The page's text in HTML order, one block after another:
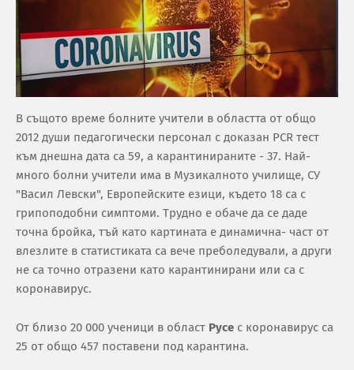
В същото време болните учители в областта от общо
2012 души педагогически персонал с доказан PCR тест
към днешна дата са 59, а карантинираните - 37. Най-
много болни учители има в Музикалното училище, СУ
"Васил Левски", Европейските езици, където 18 са с
грипоподобни симптоми. Трудно е обаче да се даде
точна бройка, тъй като картината е динамична- част от
влезлите в статистиката са вече преболедували, а други
не са точно отразени като карантинирани или са с
коронавирус.
От близо 20 000 ученици в област Русе с коронавирус са
25 от общо 457 поставени под карантина.